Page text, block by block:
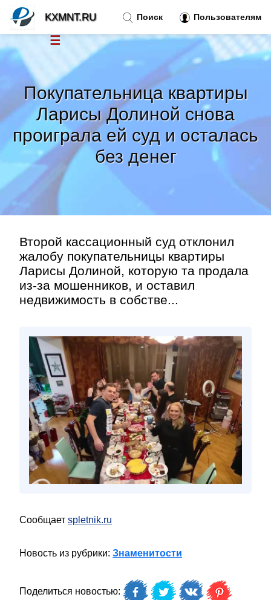
Покупательница квартиры
Ларисы Долиной снова
проиграла ей суд и осталась
без денег
Второй кассационный суд отклонил
жалобу покупательницы квартиры
Ларисы Долиной, которую та продала
из-за мошенников, и оставил
недвижимость в собстве...
Сообщает spletnik.ru
Новость из рубрики: Знаменитости
Поделиться новостью:
Поиск Пользователям
KXMNT.RU
☰
Тренды новостей»
Рубрики»
Правила »